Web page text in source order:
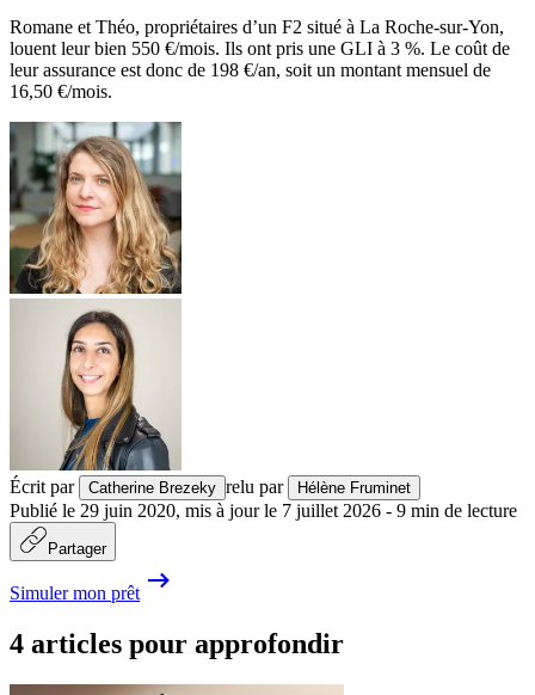
Romane et Théo, propriétaires d’un F2 situé à La Roche-sur-Yon,
louent leur bien 550 €/mois. Ils ont pris une GLI à 3 %. Le coût de
leur assurance est donc de 198 €/an, soit un montant mensuel de
16,50 €/mois.
Écrit par Catherine Brezeky relu par Hélène Fruminet
Publié le 29 juin 2020, mis à jour le 7 juillet 2026 - 9 min de lecture
Partager
Simuler mon prêt
4 articles pour approfondir